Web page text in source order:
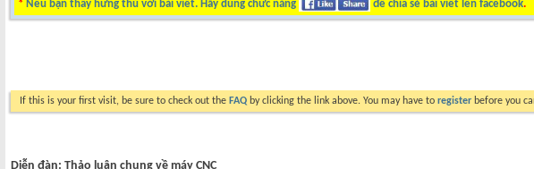
* Nếu bạn thấy hứng thú với bài viết. Hãy dùng chức năng để chia sẻ bài viết lên facebook.
If this is your first visit, be sure to check out the FAQ by clicking the link above. You may have to register before you
Diễn đàn: Thảo luận chung về máy CNC